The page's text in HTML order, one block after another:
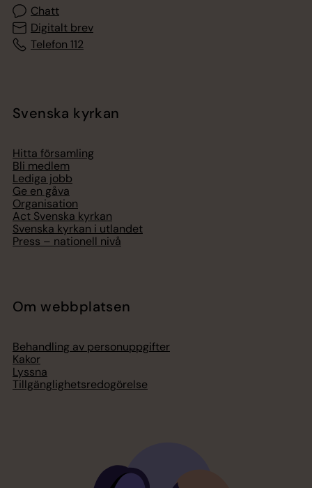
Chatt
Digitalt brev
Telefon 112
Svenska kyrkan
Hitta församling
Bli medlem
Lediga jobb
Ge en gåva
Organisation
Act Svenska kyrkan
Svenska kyrkan i utlandet
Press – nationell nivå
Om webbplatsen
Behandling av personuppgifter
Kakor
Lyssna
Tillgänglighetsredogörelse